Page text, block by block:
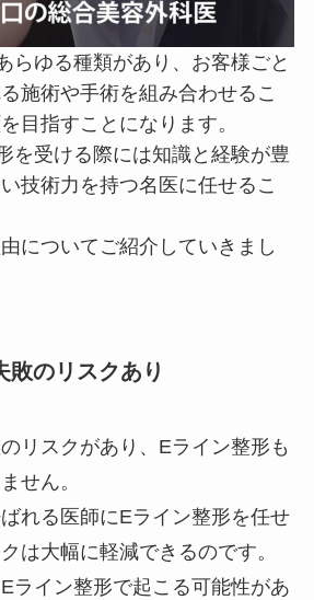
らゆる種類があり、お客様ごと
施術や手術を組み合わせるこ
目指すことになります。
を受ける際には知識と経験が豊
技術力を持つ名医に任せるこ
についてご紹介していきまし
敗のリスクあり
リスクがあり、Eライン整形も
せん。
れる医師にEライン整形を任せ
は大幅に軽減できるのです。
ライン整形で起こる可能性があ